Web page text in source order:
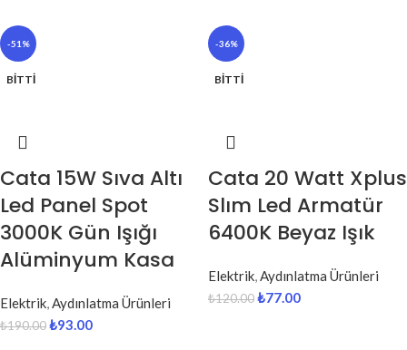
-51%
BITTI
Cata 15W Sıva Altı
Led Panel Spot
3000K Gün Işığı
Alüminyum Kasa
Elektrik,Aydınlatma Ürünleri
₺190.00₺93.00
-36%
BITTI
Cata 20 Watt Xplus
Slım Led Armatür
6400K Beyaz Işık
Elektrik,Aydınlatma Ürünleri
₺120.00₺77.00